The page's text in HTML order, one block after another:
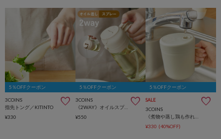
5％OFFクーポン
3COINS
指先トング／KITINTO
¥330
5％OFFクーポン
3COINS
《2WAY》オイルスプレーボトル：460ml／KITINTO
¥550
5％OFFクーポン
SALE
3COINS
¥330 (40%OFF)